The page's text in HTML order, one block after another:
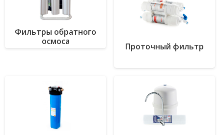
Фильтры обратного
осмоса
Проточный фильтр